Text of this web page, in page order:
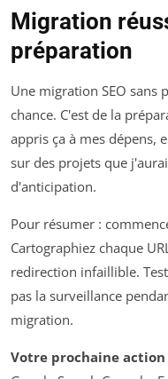
Migration
préparation
Une migration SEO sans
chance. C'est de la
appris ça à mes dépens,
sur des projets que
d'anticipation.
Pour résumer :
Cartographiez chaque
redirection infaillible.
pas la surveillance
migration.
Votre prochaine action